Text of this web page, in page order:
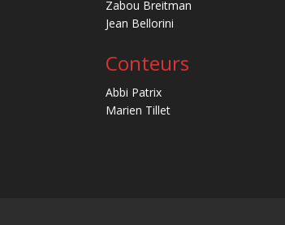
Zabou Breitman
Jean Bellorini
Conteurs
Abbi Patrix
Marien Tillet